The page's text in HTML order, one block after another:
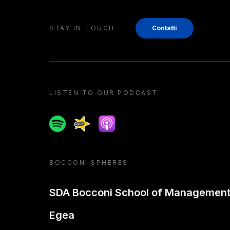
STAY IN TOUCH Contatti
LISTEN TO OUR PODCAST
SpotifySpreakerApple podcast
BOCCONI SPHERES
SDA Bocconi School of Management
Egea